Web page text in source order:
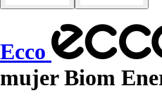
Ecco
mujer Biom